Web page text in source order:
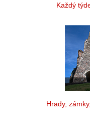
Každý
Hrady,